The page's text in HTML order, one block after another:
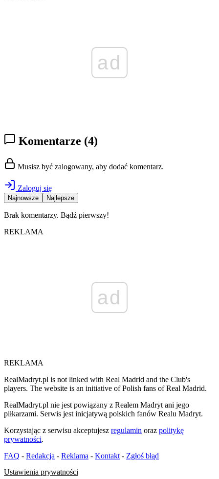
ad
Komentarze (4)
Musisz być zalogowany, aby dodać komentarz.
Zaloguj się
Najnowsze Najlepsze
Brak komentarzy. Bądź pierwszy!
REKLAMA
ad
REKLAMA
RealMadryt.pl is not linked with Real Madrid and the Club's
players. The website is an initiative of Polish fans of Real Madrid.
RealMadryt.pl nie jest powiązany z Realem Madryt ani jego
piłkarzami. Serwis jest inicjatywą polskich fanów Realu Madryt.
Korzystając z serwisu akceptujesz regulamin oraz politykę
prywatności.
FAQ - Redakcja - Reklama - Kontakt - Zgłoś błąd
Ustawienia prywatności